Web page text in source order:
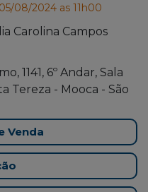
08/2024 as 11h00
Carolina Campos
1141, 6º Andar, Sala
Tereza - Mooca - São
Venda